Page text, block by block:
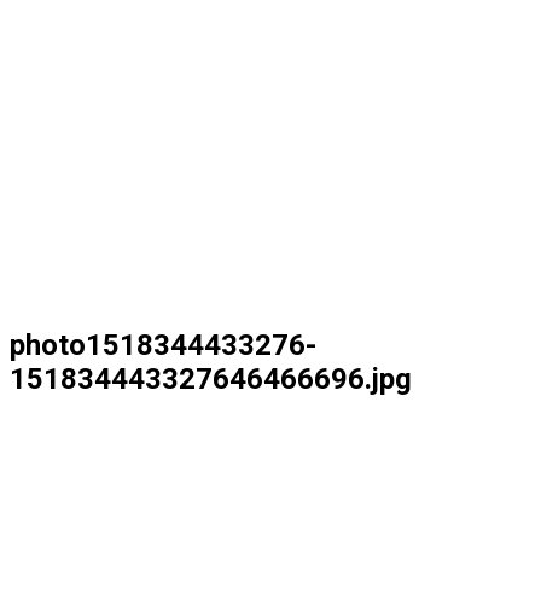
photo1518344433276-
151834443327646466696.jpg